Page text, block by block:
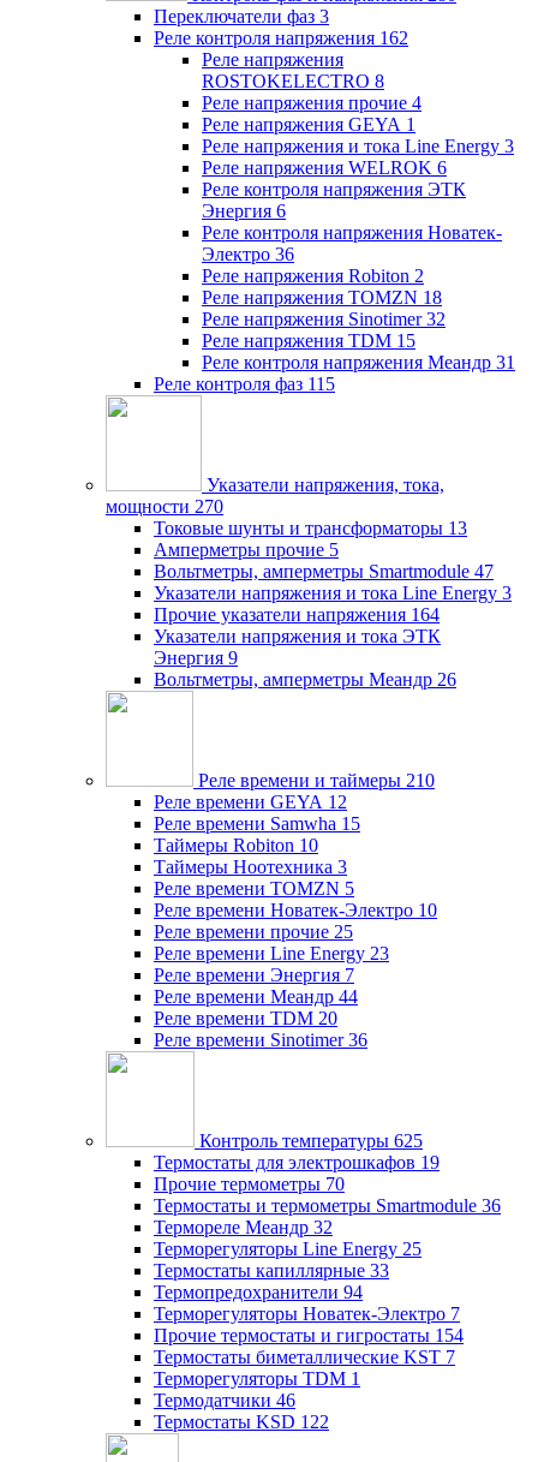
Переключатели фаз 3
Реле контроля напряжения 162
Реле напряжения
ROSTOKELECTRO 8
Реле напряжения прочие 4
Реле напряжения GEYA 1
Реле напряжения и тока Line Energy 3
Реле напряжения WELROK 6
Реле контроля напряжения ЭТК
Энергия 6
Реле контроля напряжения Новатек-
Электро 36
Реле напряжения Robiton 2
Реле напряжения TOMZN 18
Реле напряжения Sinotimer 32
Реле напряжения TDM 15
Реле контроля напряжения Меандр 31
Реле контроля фаз 115
Указатели напряжения, тока,
мощности 270
Токовые шунты и трансформаторы 13
Амперметры прочие 5
Вольтметры, амперметры Smartmodule 47
Указатели напряжения и тока Line Energy 3
Прочие указатели напряжения 164
Указатели напряжения и тока ЭТК
Энергия 9
Вольтметры, амперметры Меандр 26
Реле времени и таймеры 210
Реле времени GEYA 12
Реле времени Samwha 15
Таймеры Robiton 10
Таймеры Ноотехника 3
Реле времени TOMZN 5
Реле времени Новатек-Электро 10
Реле времени прочие 25
Реле времени Line Energy 23
Реле времени Энергия 7
Реле времени Меандр 44
Реле времени TDM 20
Реле времени Sinotimer 36
Контроль температуры 625
Термостаты для электрошкафов 19
Прочие термометры 70
Термостаты и термометры Smartmodule 36
Термореле Меандр 32
Терморегуляторы Line Energy 25
Термостаты капиллярные 33
Термопредохранители 94
Терморегуляторы Новатек-Электро 7
Прочие термостаты и гигростаты 154
Термостаты биметаллические KST 7
Терморегуляторы TDM 1
Термодатчики 46
Термостаты KSD 122